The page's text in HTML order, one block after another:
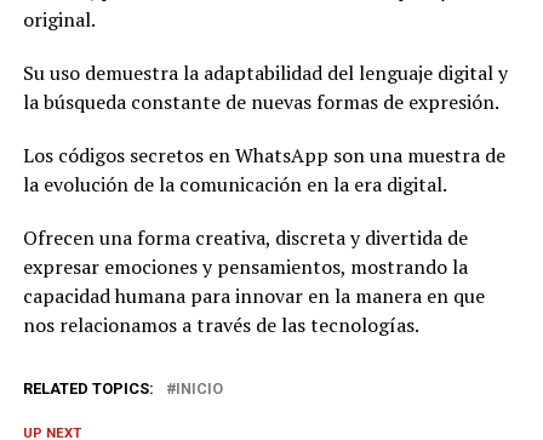
original.
Su uso demuestra la adaptabilidad del lenguaje digital y
la búsqueda constante de nuevas formas de expresión.
Los códigos secretos en WhatsApp son una muestra de
la evolución de la comunicación en la era digital.
Ofrecen una forma creativa, discreta y divertida de
expresar emociones y pensamientos, mostrando la
capacidad humana para innovar en la manera en que
nos relacionamos a través de las tecnologías.
RELATED TOPICS: INICIO
UP NEXT